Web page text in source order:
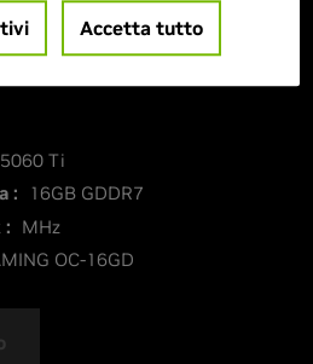
Ti
:
16GB GDDR7
: MHz
OC-16GD
Accetta tutto